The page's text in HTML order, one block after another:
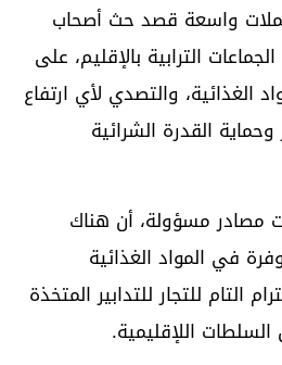
واسعة قصد حث أصحاب
الترابية بالإقليم، على
الغذائية، والتصدي لأي ارتفاع
القدرة الشرائية
مصادر مسؤولة، أن هناك
في المواد الغذائية
التام للتجار للتدابير المتخذة
اللإقليمية.